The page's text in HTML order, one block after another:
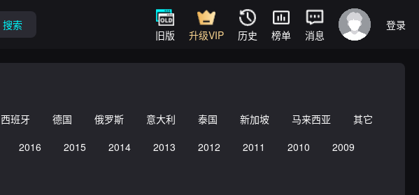
搜索
旧版 升级VIP 历史 榜单 消息
登录
西班牙 德国 俄罗斯 意大利 泰国 新加坡 马来西亚
其它
2016 2015 2014 2013 2012 2011 2010
2009